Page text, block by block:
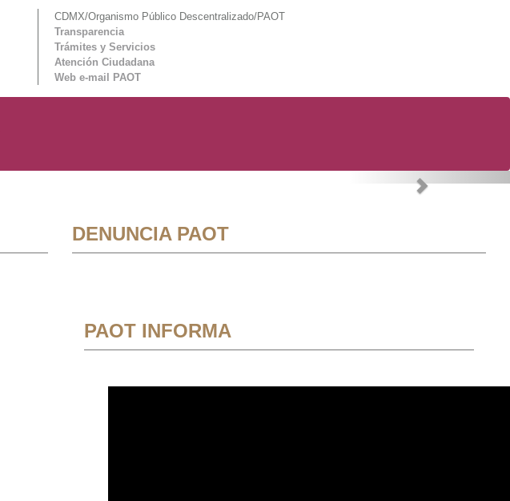
CDMX/Organismo Público Descentralizado/PAOT
Transparencia
Trámites y Servicios
Atención Ciudadana
Web e-mail PAOT
Next
DENUNCIA PAOT
PAOT INFORMA